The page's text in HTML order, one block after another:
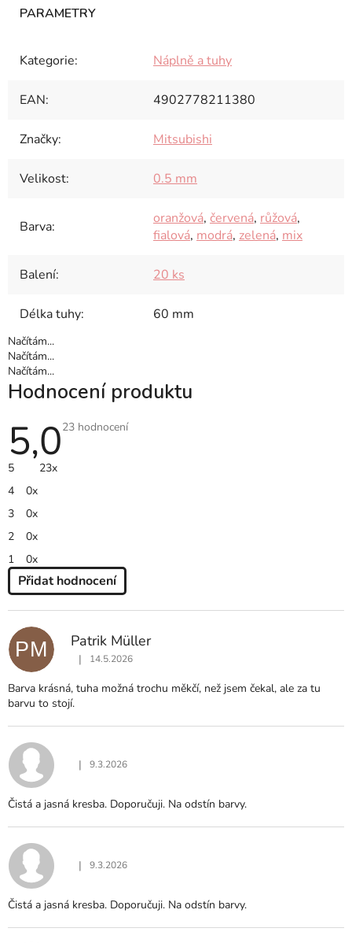
Kategorie: Náplně a tuhy
EAN: 4902778211380
Značky: Mitsubishi
Velikost: 0.5 mm
Barva: oranžová, červená, růžová,
fialová, modrá, zelená, mix
Balení: 20 ks
Délka tuhy: 60 mm
Načítám...
Načítám...
Načítám...
Hodnocení produktu
5,0Průměrné
23 hodnocení
5
23x
4
0x
3
0x
2
0x
1
0x
Přidat hodnocení
P
I
S
H
O
D
N
O
C
E
Í
PM Patrik Müller
Hodnocení produktu je 5 z 5 hvězdiček.
| 14.5.2026
Barva krásná, tuha možná trochu měkčí, než jsem čekal, ale za tu
barvu to stojí.
Hodnocení produktu je 5 z 5 hvězdiček.
| 9.3.2026
Čistá a jasná kresba. Doporučuji. Na odstín barvy.
Hodnocení produktu je 5 z 5 hvězdiček.
| 9.3.2026
Čistá a jasná kresba. Doporučuji. Na odstín barvy.